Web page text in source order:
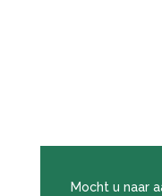
Mocht u naar